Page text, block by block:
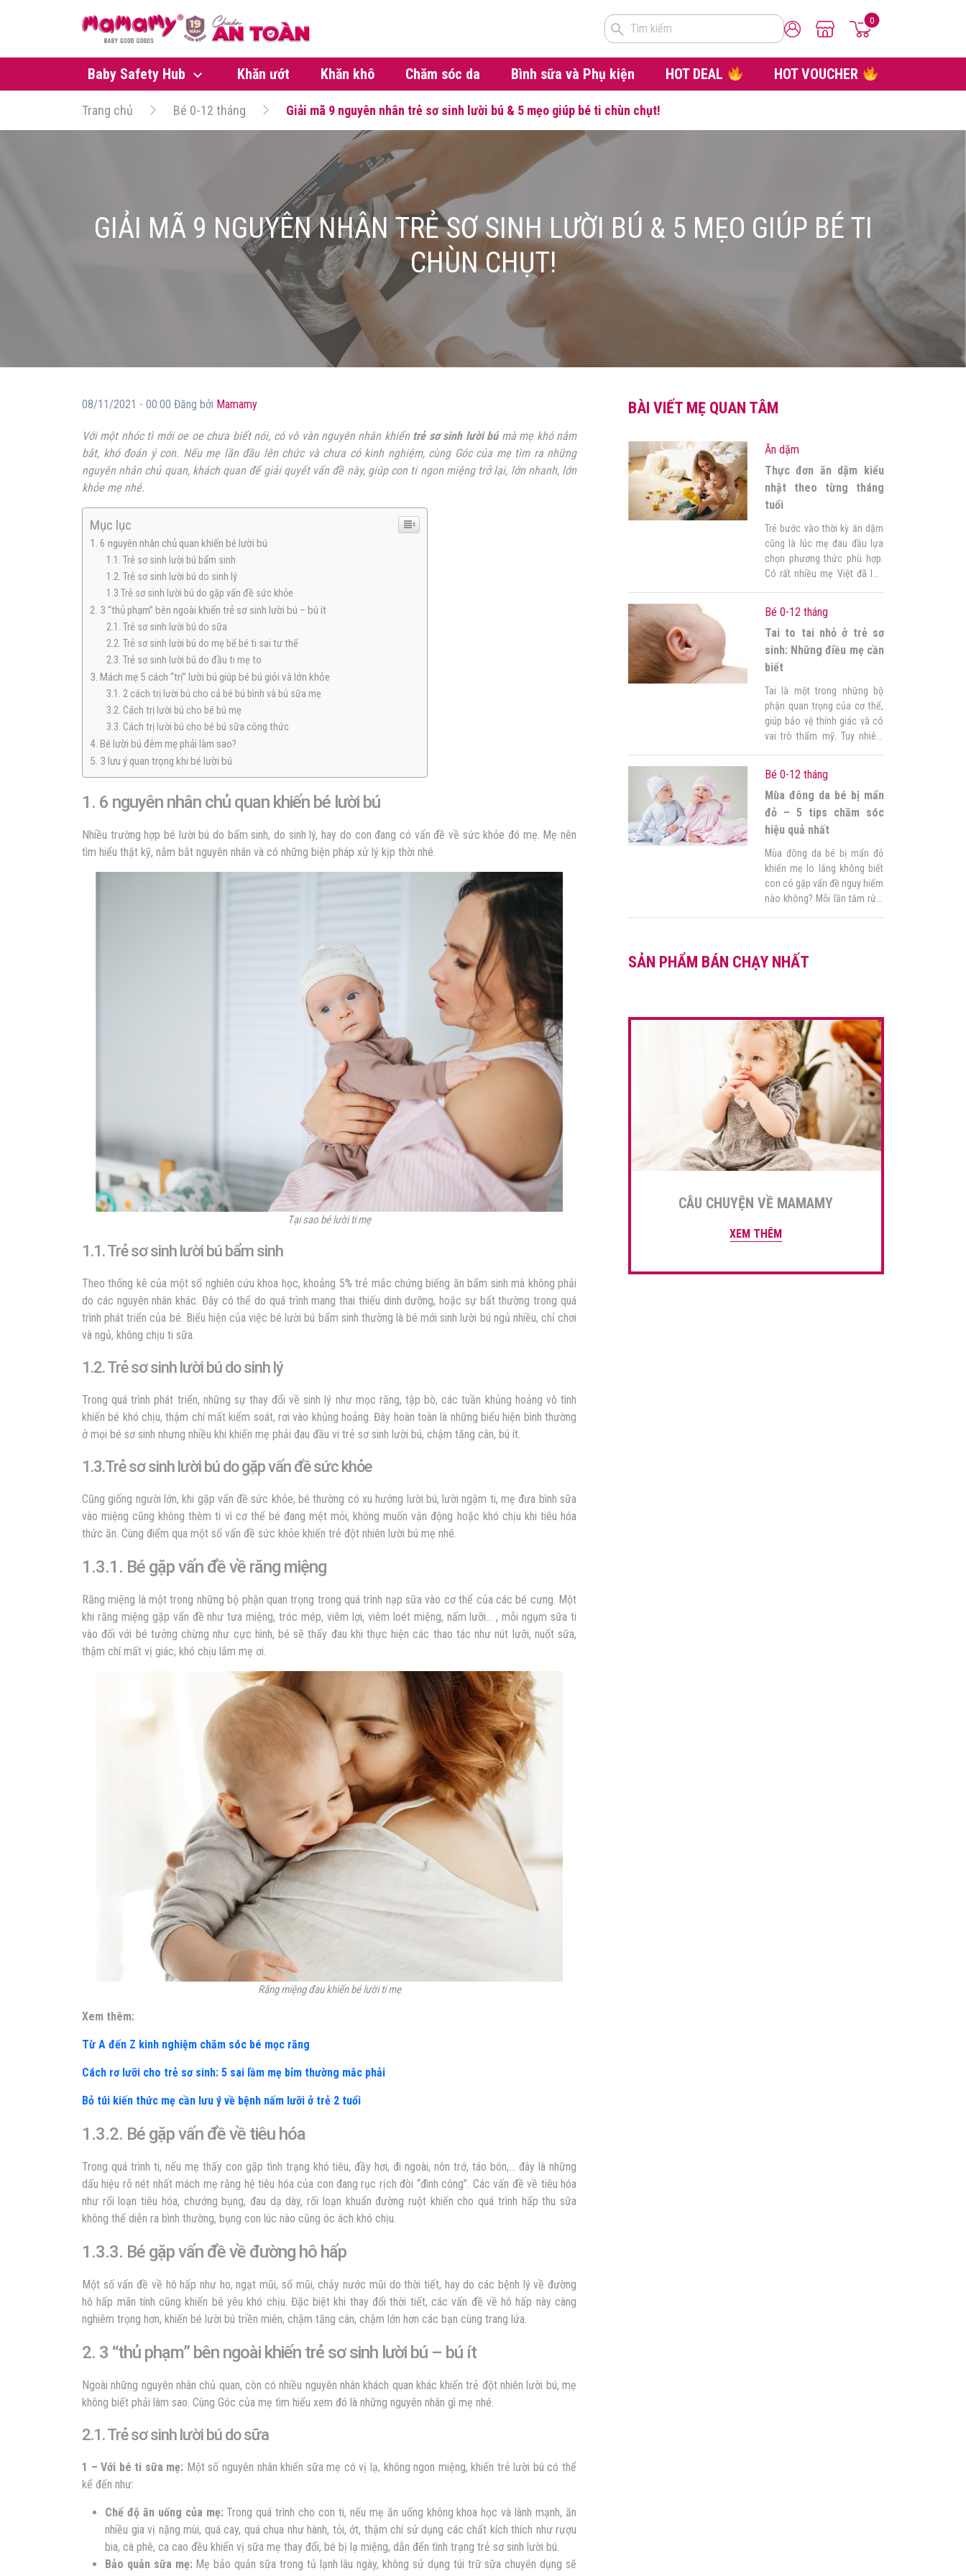
Tìm kiếm
0
Baby Safety Hub Khăn ướt Khăn khô Chăm sóc da Bình sữa và Phụ kiện HOT DEAL HOT VOUCHER
Trang chủ Bé 0-12 tháng Giải mã 9 nguyên nhân trẻ sơ sinh lười bú & 5 mẹo giúp bé ti chùn chụt!
GIẢI MÃ 9 NGUYÊN NHÂN TRẺ SƠ SINH LƯỜI BÚ & 5 MẸO GIÚP BÉ TI
CHÙN CHỤT!
08/11/2021 - 00:00 Đăng bởi Mamamy
Với một nhóc tì mới oe oe chưa biết nói, có vô vàn nguyên nhân khiến trẻ sơ sinh lười bú mà mẹ khó nắm
bắt, khó đoán ý con. Nếu mẹ lần đầu lên chức và chưa có kinh nghiệm, cùng Góc của mẹ tìm ra những
nguyên nhân chủ quan, khách quan để giải quyết vấn đề này, giúp con ti ngon miệng trở lại, lớn nhanh, lớn
khỏe mẹ nhé.
Mục lục
1. 6 nguyên nhân chủ quan khiến bé lười bú
1.1. Trẻ sơ sinh lười bú bẩm sinh
1.2. Trẻ sơ sinh lười bú do sinh lý
1.3.Trẻ sơ sinh lười bú do gặp vấn đề sức khỏe
2. 3 “thủ phạm” bên ngoài khiến trẻ sơ sinh lười bú – bú ít
2.1. Trẻ sơ sinh lười bú do sữa
2.2. Trẻ sơ sinh lười bú do mẹ bế bé ti sai tư thế
2.3. Trẻ sơ sinh lười bú do đầu ti mẹ to
3. Mách mẹ 5 cách “trị” lười bú giúp bé bú giỏi và lớn khỏe
3.1. 2 cách trị lười bú cho cả bé bú bình và bú sữa mẹ
3.2. Cách trị lười bú cho bé bú mẹ
3.3. Cách trị lười bú cho bé bú sữa công thức
4. Bé lười bú đêm mẹ phải làm sao?
5. 3 lưu ý quan trọng khi bé lười bú
1. 6 nguyên nhân chủ quan khiến bé lười bú
Nhiều trường hợp bé lười bú do bẩm sinh, do sinh lý, hay do con đang có vấn đề về sức khỏe đó mẹ. Mẹ nên
tìm hiểu thật kỹ, nắm bắt nguyên nhân và có những biện pháp xử lý kịp thời nhé.
Tại sao bé lười ti mẹ
1.1. Trẻ sơ sinh lười bú bẩm sinh
Theo thống kê của một số nghiên cứu khoa học, khoảng 5% trẻ mắc chứng biếng ăn bẩm sinh mà không phải
do các nguyên nhân khác. Đây có thể do quá trình mang thai thiếu dinh dưỡng, hoặc sự bất thường trong quá
trình phát triển của bé. Biểu hiện của việc bé lười bú bẩm sinh thường là bé mới sinh lười bú ngủ nhiều, chỉ chơi
và ngủ, không chịu ti sữa.
1.2. Trẻ sơ sinh lười bú do sinh lý
Trong quá trình phát triển, những sự thay đổi về sinh lý như mọc răng, tập bò, các tuần khủng hoảng vô tình
khiến bé khó chịu, thậm chí mất kiểm soát, rơi vào khủng hoảng. Đây hoàn toàn là những biểu hiện bình thường
ở mọi bé sơ sinh nhưng nhiều khi khiến mẹ phải đau đầu vi trẻ sơ sinh lười bú, chậm tăng cân, bú ít.
1.3.Trẻ sơ sinh lười bú do gặp vấn đề sức khỏe
Cũng giống người lớn, khi gặp vấn đề sức khỏe, bé thường có xu hướng lười bú, lười ngậm ti, mẹ đưa bình sữa
vào miệng cũng không thèm ti vì cơ thể bé đang mệt mỏi, không muốn vận động hoặc khó chịu khi tiêu hóa
thức ăn. Cùng điểm qua một số vấn đề sức khỏe khiến trẻ đột nhiên lười bú mẹ nhé.
1.3.1. Bé gặp vấn đề về răng miệng
Răng miệng là một trong những bộ phận quan trọng trong quá trình nạp sữa vào cơ thể của các bé cưng. Một
khi răng miệng gặp vấn đề như tưa miệng, tróc mép, viêm lợi, viêm loét miệng, nấm lưỡi… , mỗi ngụm sữa ti
vào đối với bé tưởng chừng như cực hình, bé sẽ thấy đau khi thực hiện các thao tác như nút lưỡi, nuốt sữa,
thậm chí mất vị giác, khó chịu lắm mẹ ơi.
Răng miệng đau khiến bé lười ti mẹ
Xem thêm:
Từ A đến Z kinh nghiệm chăm sóc bé mọc răng
Cách rơ lưỡi cho trẻ sơ sinh: 5 sai lầm mẹ bỉm thường mắc phải
Bỏ túi kiến thức mẹ cần lưu ý về bệnh nấm lưỡi ở trẻ 2 tuổi
1.3.2. Bé gặp vấn đề về tiêu hóa
Trong quá trình ti, nếu mẹ thấy con gặp tình trạng khó tiêu, đầy hơi, đi ngoài, nôn trớ, táo bón,… đây là những
dấu hiệu rõ nét nhất mách mẹ rằng hệ tiêu hóa của con đang rục rịch đòi “đình công”. Các vấn đề về tiêu hóa
như rối loạn tiêu hóa, chướng bụng, đau dạ dày, rối loạn khuẩn đường ruột khiến cho quá trình hấp thu sữa
không thể diễn ra bình thường, bụng con lúc nào cũng óc ách khó chịu.
1.3.3. Bé gặp vấn đề về đường hô hấp
Một số vấn đề về hô hấp như ho, ngạt mũi, sổ mũi, chảy nước mũi do thời tiết, hay do các bệnh lý về đường
hô hấp mãn tính cũng khiến bé yêu khó chịu. Đặc biệt khi thay đổi thời tiết, các vấn đề về hô hấp này càng
nghiêm trọng hơn, khiến bé lười bú triền miên, chậm tăng cân, chậm lớn hơn các bạn cùng trang lứa.
2. 3 “thủ phạm” bên ngoài khiến trẻ sơ sinh lười bú – bú ít
Ngoài những nguyên nhân chủ quan, còn có nhiều nguyên nhân khách quan khác khiến trẻ đột nhiên lười bú, mẹ
không biết phải làm sao. Cùng Góc của mẹ tìm hiểu xem đó là những nguyên nhân gì mẹ nhé.
2.1. Trẻ sơ sinh lười bú do sữa
1 – Với bé ti sữa mẹ: Một số nguyên nhân khiến sữa mẹ có vị lạ, không ngon miệng, khiến trẻ lười bú có thể
kể đến như:
Chế độ ăn uống của mẹ:Trong quá trình cho con ti, nếu mẹ ăn uống không khoa học và lành mạnh, ăn
nhiều gia vị nặng mùi, quá cay, quá chua như hành, tỏi, ớt, thậm chí sử dụng các chất kích thích như rượu
bia, cà phê, ca cao đều khiến vị sữa mẹ thay đổi, bé bị lạ miệng, dẫn đến tình trạng trẻ sơ sinh lười bú.
Bảo quản sữa mẹ: Mẹ bảo quản sữa trong tủ lạnh lâu ngày, không sử dụng túi trữ sữa chuyên dụng sẽ
BÀI VIẾT MẸ QUAN TÂM
Ăn dặm
Thực đơn ăn dặm kiểu
nhật theo từng tháng
tuổi
Trẻ bước vào thời kỳ ăn dặm
cũng là lúc mẹ đau đầu lựa
chọn phương thức phù hợp.
Có rất nhiều mẹ Việt đã lựa
tận dụng được những ưu
điểm vượt trội của phương
pháp này mẹ cần phải lên
thực đơn […]
Bé 0-12 tháng
Tai to tai nhỏ ở trẻ sơ
sinh: Những điều mẹ cần
biết
Tai là một trong những bộ
phận quan trọng của cơ thể,
giúp bảo vệ thính giác và có
vai trò thẩm mỹ. Tuy nhiên,
khác nhau hay còn gọi là dị
tật tai to tai nhỏ ở trẻ và điều
[…]
Bé 0-12 tháng
Mùa đông da bé bị mẩn
đỏ – 5 tips chăm sóc
hiệu quả nhất
Mùa đông da bé bị mẩn đỏ
khiến mẹ lo lắng không biết
con có gặp vấn đề nguy hiểm
nào không? Mỗi lần tắm rửa,
mẹ xót xa vô cùng. Làm sao
SẢN PHẨM BÁN CHẠY NHẤT
CÂU CHUYỆN VỀ MAMAMY
XEM THÊM